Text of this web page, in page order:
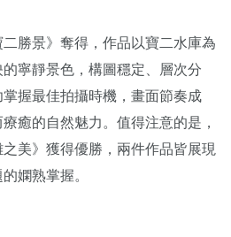
勝景》奪得，作品以寶二水庫為
寧靜景色，構圖穩定、層次分
握最佳拍攝時機，畫面節奏成
癒的自然魅力。值得注意的是，
美》獲得優勝，兩件作品皆展現
嫻熟掌握。